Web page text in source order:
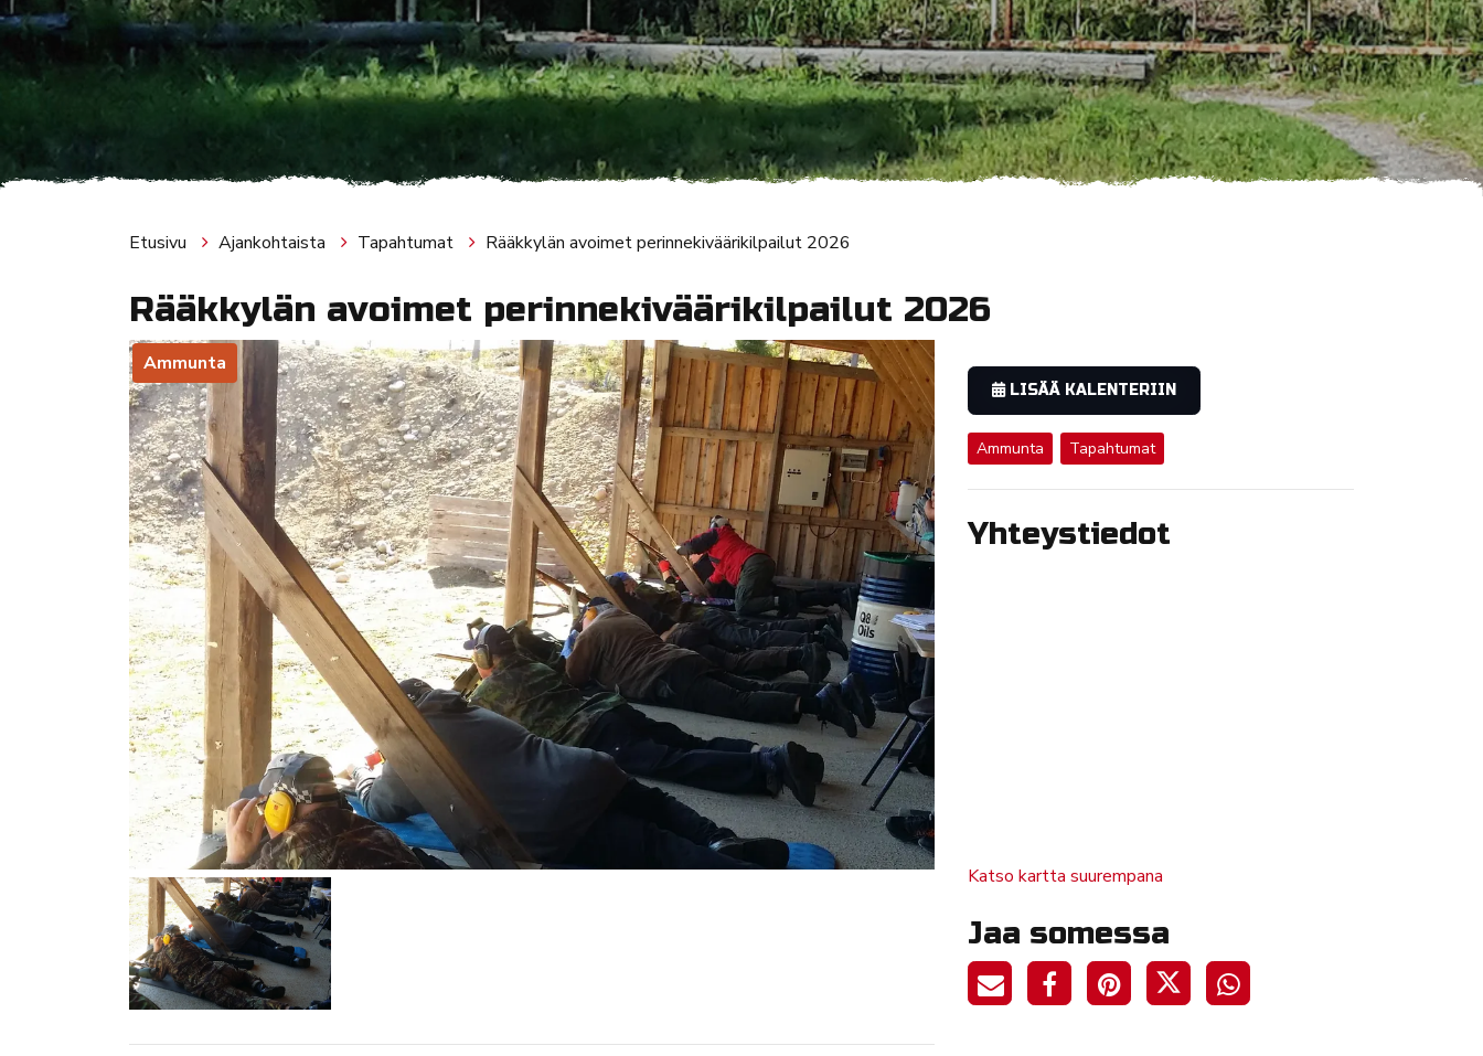
Etusivu Ajankohtaista Tapahtumat Rääkkylän avoimet perinnekiväärikilpailut 2026
Rääkkylän avoimet perinnekiväärikilpailut 2026
Ammunta
LISÄÄ KALENTERIIN
Ammunta Tapahtumat
Yhteystiedot
Katso kartta suurempana
Jaa somessa